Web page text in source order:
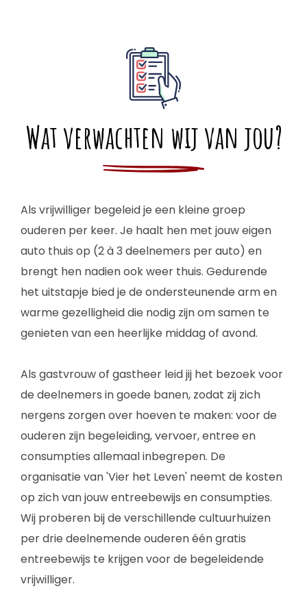
Wat verwachten wij van jou?
Als vrijwilliger begeleid je een kleine groep
ouderen per keer. Je haalt hen met jouw eigen
auto thuis op (2 à 3 deelnemers per auto) en
brengt hen nadien ook weer thuis. Gedurende
het uitstapje bied je de ondersteunende arm en
warme gezelligheid die nodig zijn om samen te
genieten van een heerlijke middag of avond.
Als gastvrouw of gastheer leid jij het bezoek voor
de deelnemers in goede banen, zodat zij zich
nergens zorgen over hoeven te maken: voor de
ouderen zijn begeleiding, vervoer, entree en
consumpties allemaal inbegrepen. De
organisatie van 'Vier het Leven' neemt de kosten
op zich van jouw entreebewijs en consumpties.
Wij proberen bij de verschillende cultuurhuizen
per drie deelnemende ouderen één gratis
entreebewijs te krijgen voor de begeleidende
vrijwilliger.